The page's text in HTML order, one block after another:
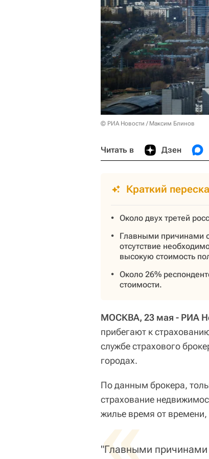
© РИА Новости / Максим Блинов
Читать в Дзен
Краткий
Около двух третей
Главными причинами
отсутствие
высокую стоимость
Около 26%
стоимости.
МОСКВА, 23 мая - РИА
прибегают к
службе страхового
городах.
По данным брокера,
страхование
жилье время от
«
"Главными причинами